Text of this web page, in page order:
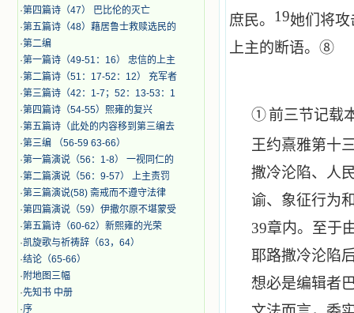
·第四篇诗（47） 巴比伦的灭亡
·第五篇诗（48）藉居鲁士救赎选民的
·第二编
·第一篇诗（49-51：16） 忠信的上主
·第二篇诗（51：17-52：12） 充军者
·第三篇诗（42：1-7；52：13-53：1
·第四篇诗（54-55）熙雍的复兴
·第五篇诗（此处的内容移到第三编去
·第三编 （56-59 63-66）
·第一篇演说（56：1-8） 一视同仁的
·第二篇演说（56：9-57） 上主责罚
·第三篇演说(58) 斋戒而不遵守法律
·第四篇演说（59）伊撒尔原不堪蒙受
·第五篇诗（60-62）新熙雍的光荣
·凯旋歌与祈祷辞（63，64）
·结论（65-66）
· 附地图三幅
·先知书 中册
·序
庶民。 19她们将
上主的断语。⑧
①前三节记载
王约熹雅第十
撒冷沦陷、人
谕、象征行为
39章内。至于
耶路撒冷沦陷
想必是编辑者